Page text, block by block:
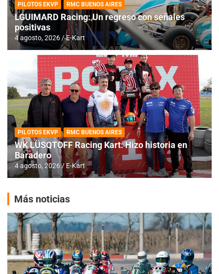
PILOTOS EKVP RMC BUENOS AIRES
LGUIMARD Racing: Un regreso con señales
positivas
4 agosto, 2026 E-Kart
PILOTOS EKVP RMC BUENOS AIRES
WK LÜSQTOFF Racing Kart: Hizo historia en
Baradero
4 agosto, 2026 E-Kart
Más noticias